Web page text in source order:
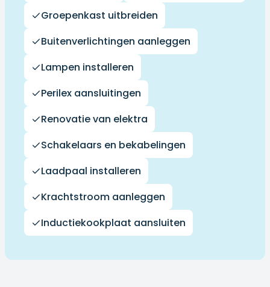
Groepenkast uitbreiden
Buitenverlichtingen aanleggen
Lampen installeren
Perilex aansluitingen
Renovatie van elektra
Schakelaars en bekabelingen
Laadpaal installeren
Krachtstroom aanleggen
Inductiekookplaat aansluiten